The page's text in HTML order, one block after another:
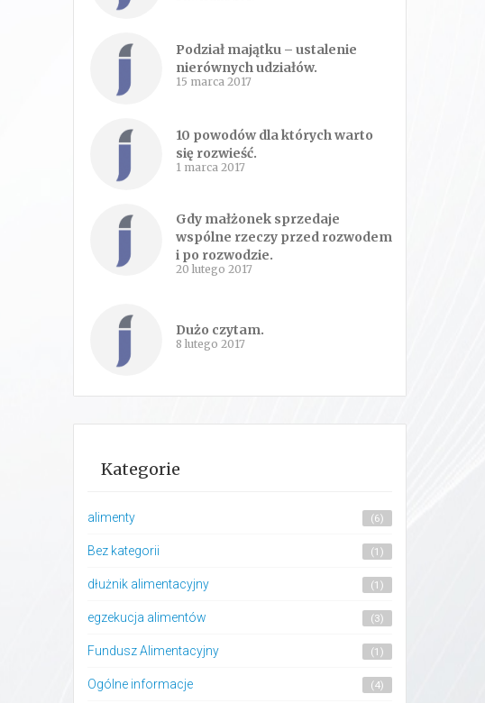
Podział majątku – ustalenie
nierównych udziałów.
15 marca 2017
10 powodów dla których warto
się rozwieść.
1 marca 2017
Gdy małżonek sprzedaje
wspólne rzeczy przed rozwodem
i po rozwodzie.
20 lutego 2017
Dużo czytam.
8 lutego 2017
Kategorie
alimenty (6)
Bez kategorii (1)
dłużnik alimentacyjny (1)
egzekucja alimentów (3)
Fundusz Alimentacyjny (1)
Ogólne informacje (4)